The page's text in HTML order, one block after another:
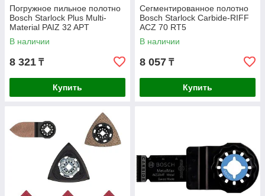
Погружное пильное полотно
Bosch Starlock Plus Multi-
Material PAIZ 32 APT
В наличии
8 321 ₸
Купить
Сегментированное полотно
Bosch Starlock Carbide-RIFF
ACZ 70 RT5
В наличии
8 057 ₸
Купить